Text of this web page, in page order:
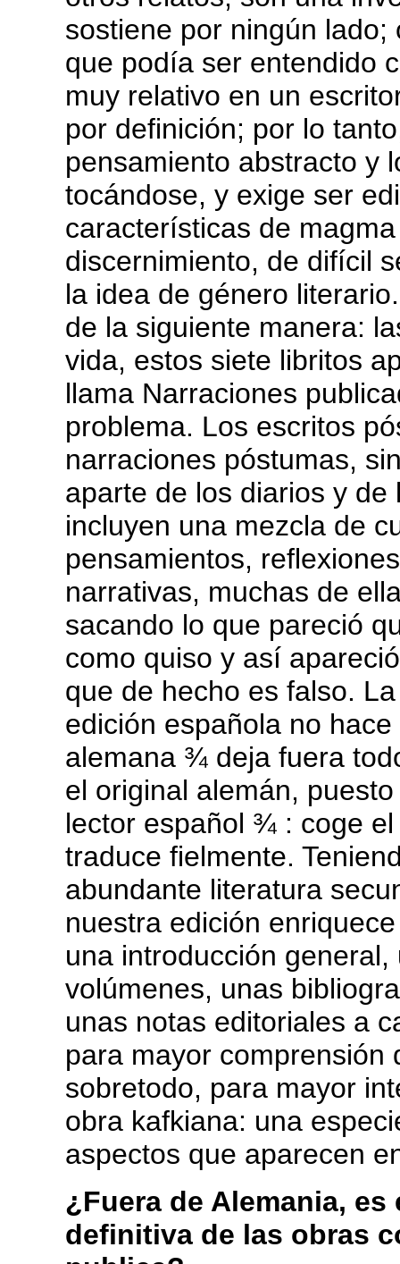
sostiene por ningún
que podía ser entendido
muy relativo en un
por definición; por lo
pensamiento abstracto y
tocándose, y exige ser
características de
discernimiento, de difícil
la idea de género
de la siguiente manera:
vida, estos siete libritos
llama Narraciones
problema. Los escritos
narraciones póstumas,
aparte de los diarios y
incluyen una mezcla de
pensamientos,
narrativas, muchas de
sacando lo que pareció
como quiso y así
que de hecho es falso.
edición española no
alemana ¾ deja fuera
el original alemán,
lector español ¾ : coge
traduce fielmente.
abundante literatura
nuestra edición
una introducción
volúmenes, unas
unas notas editoriales a
para mayor comprensión
sobretodo, para mayor
obra kafkiana: una
aspectos que aparecen
¿Fuera de Alemania,
definitiva de las obras